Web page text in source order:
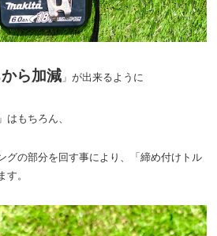
ら加減 」が出来るように
はもちろん、
グの部分を回す事により、「締め付けトル
す。